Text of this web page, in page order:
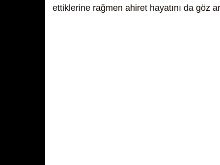
ettiklerine rağmen ahiret hayatını da göz